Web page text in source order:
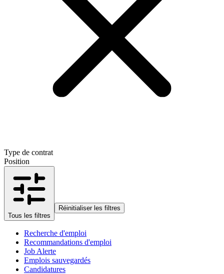
Type de contrat
Position
Tous les filtres
Réinitialiser les filtres
Recherche d'emploi
Recommandations d'emploi
Job Alerte
Emplois sauvegardés
Candidatures